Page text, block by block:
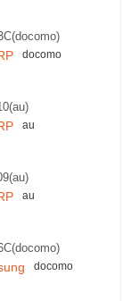
docomo
au
au
docomo